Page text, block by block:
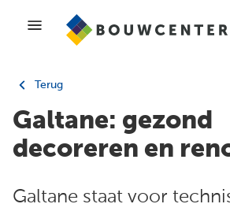
Terug
Galtane: gezond
decoreren en
Galtane staat voor